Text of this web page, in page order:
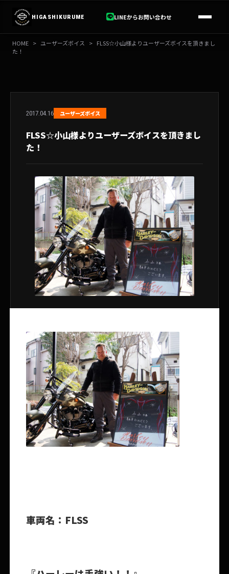
ス
HIGASHIKURUME LINEからお問い合わせ
HOME > ユーザーズボイス > FLSS☆小山様よりユーザーズボイスを頂きまし
た！
2017.04.16 ユーザーズボイス
FLSS☆小山様よりユーザーズボイスを頂きまし
た！
車両名：FLSS